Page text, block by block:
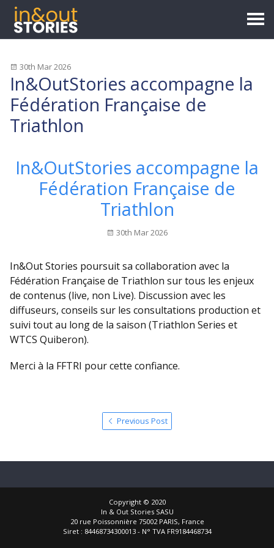
30th Mar 2026
In&OutStories accompagne la
Fédération Française de
Triathlon
In&OutStories accompagne la
Fédération Française de
Triathlon
30th Mar 2026
In&Out Stories poursuit sa collaboration avec la
Fédération Française de Triathlon sur tous les enjeux
de contenus (live, non Live). Discussion avec les
diffuseurs, conseils sur les consultations production et
suivi tout au long de la saison (Triathlon Series et
WTCS Quiberon).
Merci à la FFTRI pour cette confiance.
Previous Post
Copyright © 2020
In & Out Stories SASU
20 rue Poissonnière 75002 PARIS, France
Siret : 84468734300013 - N° TVA FR9184468734